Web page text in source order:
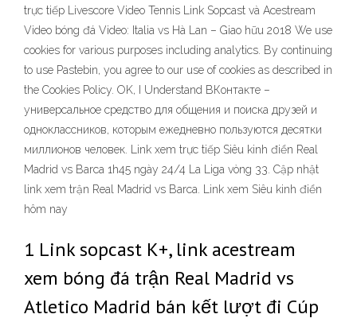
trực tiếp Livescore Video Tennis Link Sopcast và Acestream
Video bóng đá Video: Italia vs Hà Lan – Giao hữu 2018 We use
cookies for various purposes including analytics. By continuing
to use Pastebin, you agree to our use of cookies as described in
the Cookies Policy. OK, I Understand ВКонтакте –
универсальное средство для общения и поиска друзей и
одноклассников, которым ежедневно пользуются десятки
миллионов человек. Link xem trực tiếp Siêu kinh điển Real
Madrid vs Barca 1h45 ngày 24/4 La Liga vòng 33. Cập nhật
link xem trận Real Madrid vs Barca. Link xem Siêu kinh điển
hôm nay
1 Link sopcast K+, link acestream
xem bóng đá trận Real Madrid vs
Atletico Madrid bán kết lượt đi Cúp